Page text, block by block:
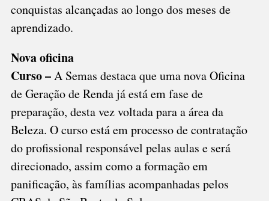
conquistas alcançadas ao longo dos meses de
aprendizado.
Nova oficina
Curso –A Semas destaca que uma nova Oficina
de Geração de Renda já está em fase de
preparação, desta vez voltada para a área da
Beleza. O curso está em processo de contratação
do profissional responsável pelas aulas e será
direcionado, assim como a formação em
panificação, às famílias acompanhadas pelos